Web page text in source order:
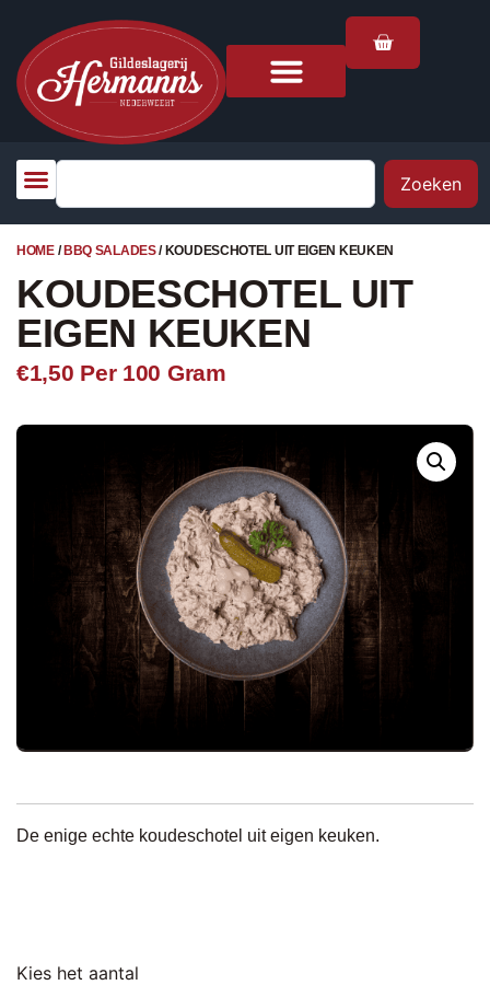
Zoeken
HOME/ BBQ SALADES/ KOUDESCHOTEL UIT EIGEN KEUKEN
KOUDESCHOTEL UIT
EIGEN KEUKEN
€1,50 Per 100 Gram
De enige echte koudeschotel uit eigen keuken.
Kies het aantal